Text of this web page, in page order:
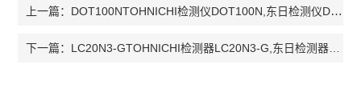
上一篇： DOT100NTOHNICHI检测仪DOT100N,东日检测仪DOT100N， DOT100N
下一篇： LC20N3-GTOHNICHI检测器LC20N3-G,东日检测器LC20N3-G， LC20N3-G